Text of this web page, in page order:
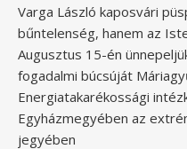
Varga László kaposvári
bűntelenség, hanem az
Augusztus 15-én
fogadalmi búcsúját
Energiatakarékossági
Egyházmegyében az
jegyében